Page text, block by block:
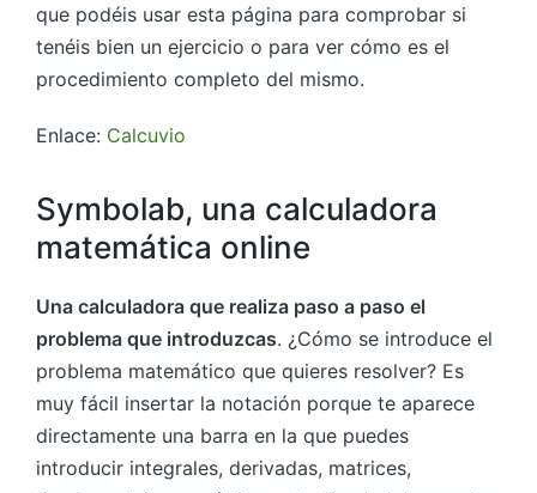
que podéis usar esta página para comprobar si
tenéis bien un ejercicio o para ver cómo es el
procedimiento completo del mismo.
Enlace: Calcuvio
Symbolab, una calculadora
matemática online
Una calculadora que realiza paso a paso el
problema que introduzcas. ¿Cómo se introduce el
problema matemático que quieres resolver? Es
muy fácil insertar la notación porque te aparece
directamente una barra en la que puedes
introducir integrales, derivadas, matrices,